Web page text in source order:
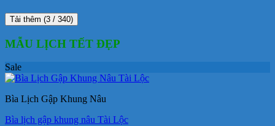
Tải thêm (3 / 340)
MẪU LỊCH TẾT ĐẸP
Sale
Bìa Lịch Gập Khung Nâu
Bìa lịch gập khung nâu Tài Lộc